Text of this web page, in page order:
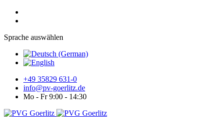
Sprache auswählen
+49 35829 631-0
info@pv-goerlitz.de
Mo - Fr 9:00 - 14:30